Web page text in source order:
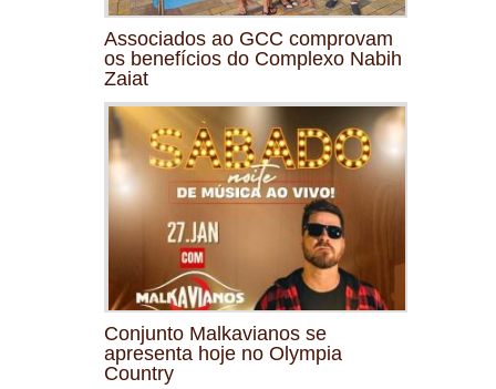
Associados ao GCC comprovam
os benefícios do Complexo Nabih
Zaiat
Conjunto Malkavianos se
apresenta hoje no Olympia
Country